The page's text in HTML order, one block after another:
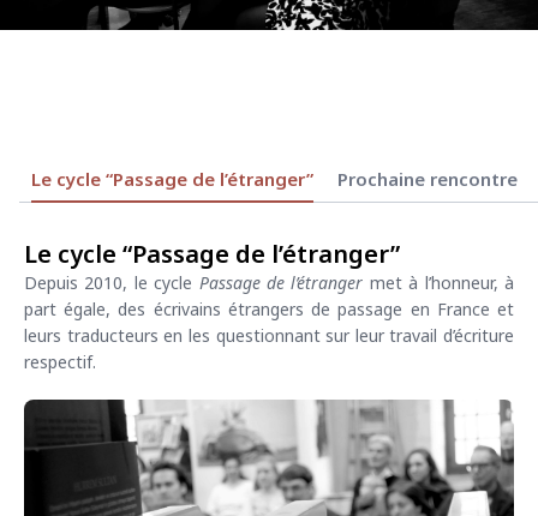
Le cycle “Passage de l’étranger” Prochaine rencontre
Le cycle “Passage de l’étranger”
Depuis 2010, le cycle Passage de l’étranger met à l’honneur, à
part égale, des écrivains étrangers de passage en France et
leurs traducteurs en les questionnant sur leur travail d’écriture
respectif.